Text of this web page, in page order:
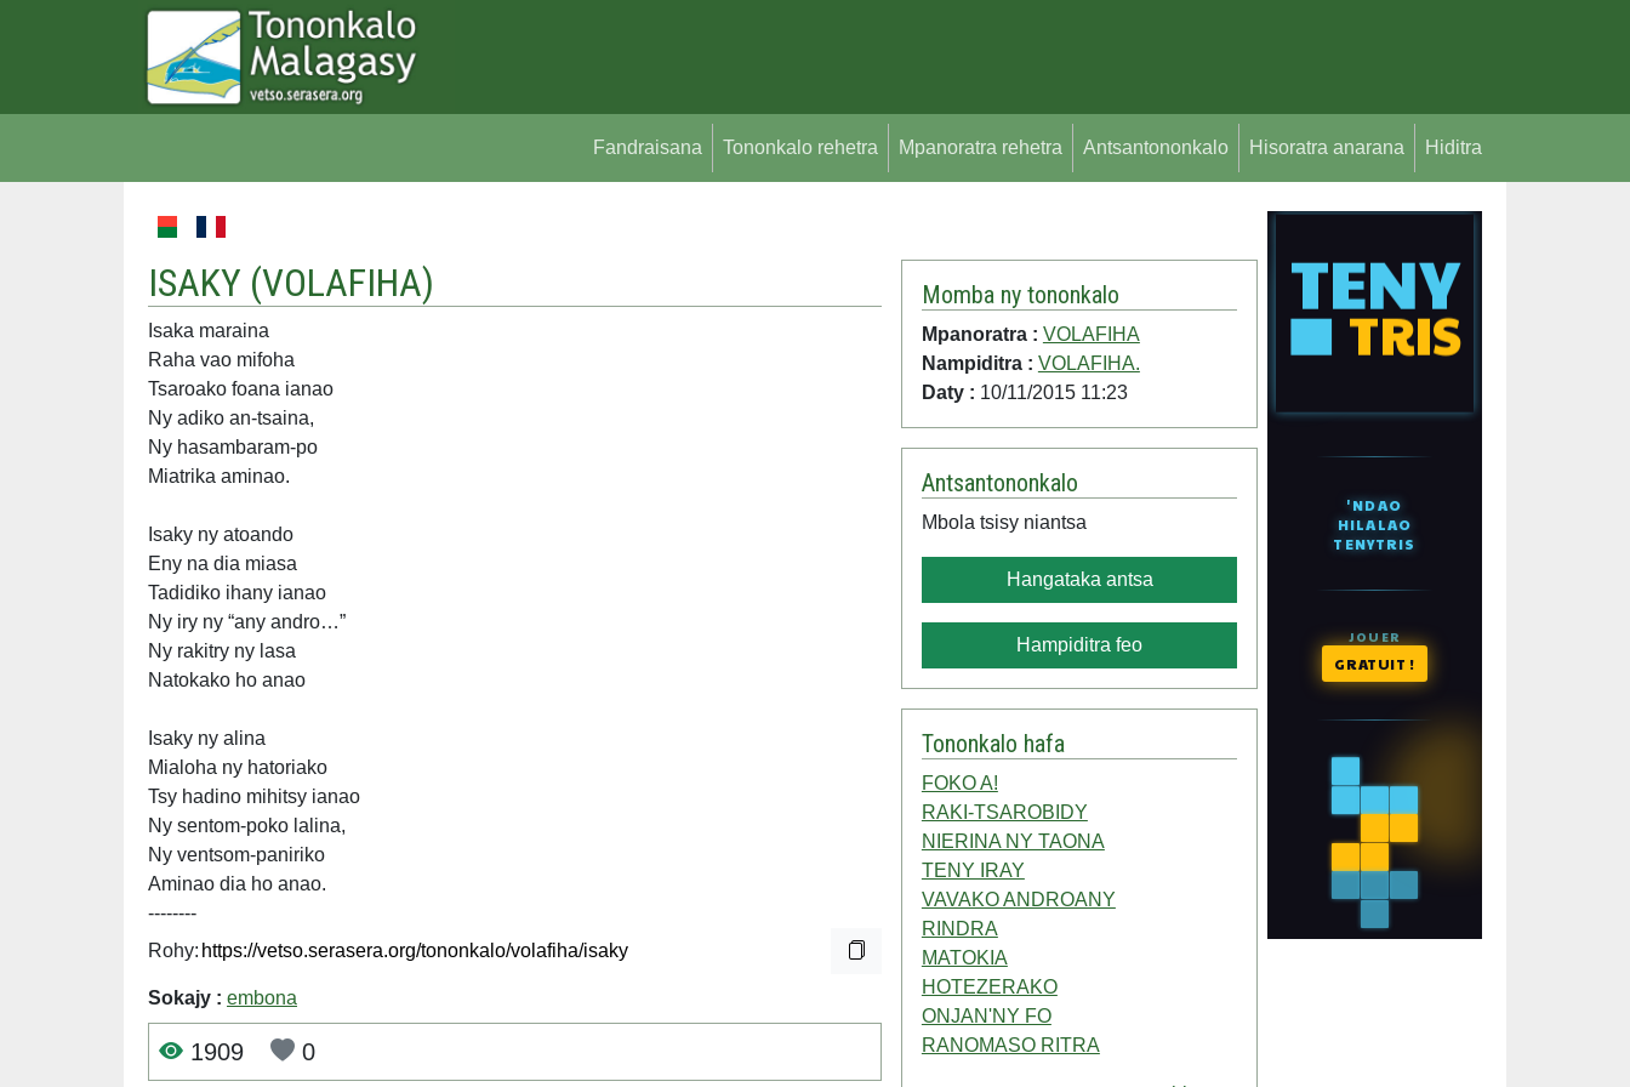
Fandraisana Tononkalo rehetra Mpanoratra rehetra Antsantononkalo Hisoratra anarana Hiditra
ISAKY (VOLAFIHA)
Isaka maraina
Raha vao mifoha
Tsaroako foana ianao
Ny adiko an-tsaina,
Ny hasambaram-po
Miatrika aminao.
Isaky ny atoando
Eny na dia miasa
Tadidiko ihany ianao
Ny iry ny “any andro…”
Ny rakitry ny lasa
Natokako ho anao
Isaky ny alina
Mialoha ny hatoriako
Tsy hadino mihitsy ianao
Ny sentom-poko lalina,
Ny ventsom-paniriko
Aminao dia ho anao.
--------
Rohy:
Sokajy : embona
1909 0
Momba ny tononkalo
Mpanoratra : VOLAFIHA
Nampiditra : VOLAFIHA.
Daty : 10/11/2015 11:23
Antsantononkalo
Mbola tsisy niantsa
Hangataka antsa
Hampiditra feo
Tononkalo hafa
FOKO A!
RAKI-TSAROBIDY
NIERINA NY TAONA
TENY IRAY
VAVAKO ANDROANY
RINDRA
MATOKIA
HOTEZERAKO
ONJAN'NY FO
RANOMASO RITRA